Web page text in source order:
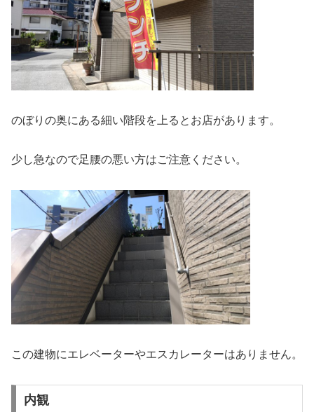
のぼりの奥にある細い階段を上るとお店があります。
少し急なので足腰の悪い方はご注意ください。
この建物にエレベーターやエスカレーターはありません。
内観